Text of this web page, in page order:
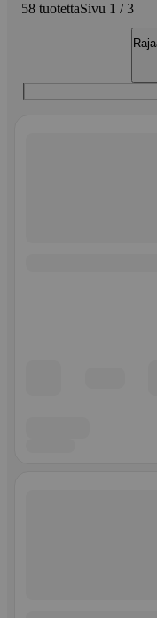
58 tuotettaSivu 1 / 3